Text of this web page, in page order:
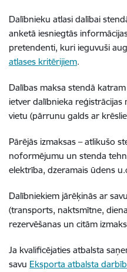
Dalībnieku atlasi dalībai
anketā iesniegtās
pretendenti, kuri ieguvuši
atlases kritērijiem.
Dalības maksa stendā
ietver dalībnieka
vietu (pārrunu galds ar
Pārējās izmaksas – atlikušo
noformējumu un stenda
elektrība, dzeramais ūdens
Dalībniekiem jārēķinās ar
(transports, naktsmītne,
rezervēšanas un citām
Ja kvalificējaties atbalsta
savu Eksporta atbalsta